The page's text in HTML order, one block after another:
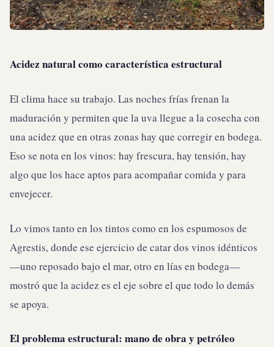
Acidez natural como característica estructural
El clima hace su trabajo. Las noches frías frenan la
maduración y permiten que la uva llegue a la cosecha con
una acidez que en otras zonas hay que corregir en bodega.
Eso se nota en los vinos: hay frescura, hay tensión, hay
algo que los hace aptos para acompañar comida y para
envejecer.
Lo vimos tanto en los tintos como en los espumosos de
Agrestis, donde ese ejercicio de catar dos vinos idénticos
—uno reposado bajo el mar, otro en lías en bodega—
mostró que la acidez es el eje sobre el que todo lo demás
se apoya.
El problema estructural: mano de obra y petróleo